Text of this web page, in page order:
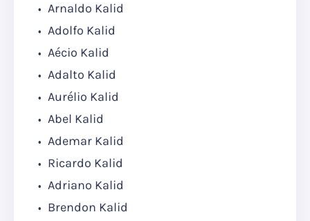
Arnaldo Kalid
Adolfo Kalid
Aécio Kalid
Adalto Kalid
Aurélio Kalid
Abel Kalid
Ademar Kalid
Ricardo Kalid
Adriano Kalid
Brendon Kalid